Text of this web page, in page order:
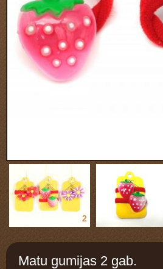
2
Matu gumijas 2 gab.